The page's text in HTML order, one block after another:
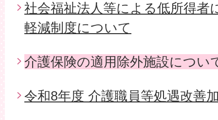
社会福祉法人等による低所得者
軽減制度について
介護保険の適用除外施設につい
令和8年度 介護職員等処遇改善